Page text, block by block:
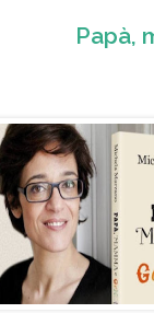
Papà,